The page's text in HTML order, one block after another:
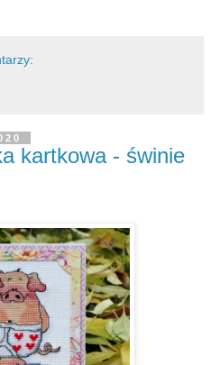
kartkowa - świnie